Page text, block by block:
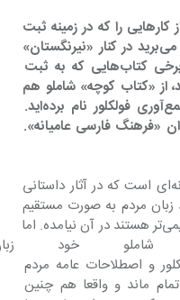
آن‌جا که نمونه‌هایی از کارهایی را که در زمینه ثبت
فولکلور و فرهنگ عامه انجام شده نام می‌برید در کنار «نیرنگستان»
هدایت و کارهای انجوی شیرازی و برخی کتاب‌هایی که به ثبت
یک منطقه اختصاص داشته‌اند، از «کتاب کوچه» شاملو هم
به عنوان یکی از آثار مهم در زمینه جمع‌آوری فولکلور نام برده‌اید.
«فرهنگ فارسی عامیانه».
آن کتاب، بیشتر شرح اصطلاحات عامیانه‌ای است که در آثار داستانی
زبان مردم به صورت مستقیم
نیست و خیلی از اصطلاحاتی هم که اقلیمی‌تر هستند در آن نیامده. اما
شاملو خود
زمینه جمع‌آوری فولکلور و اصطلاحات عامه مردم
ماند و واقعا هم چنین